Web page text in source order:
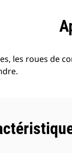
les roues de